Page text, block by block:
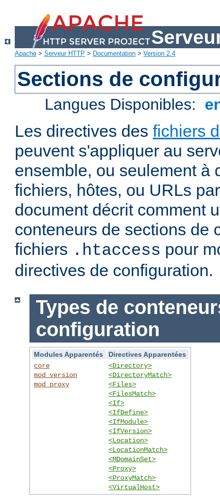
Apache > Serveur HTTP > Documentation > Version 2.4
Sections de
Langues Disponibles:
Les directives des fichiers
peuvent s'appliquer au
ensemble, ou seulement à
fichiers, hôtes, ou URLs
document décrit comment
conteneurs de sections de
fichiers .htaccess pour
directives de configuration.
Types de
configuration
Modules Apparentés
Directives Apparentées
core
mod_version
mod_proxy
<Directory>
<DirectoryMatch>
<Files>
<FilesMatch>
<If>
<IfDefine>
<IfModule>
<IfVersion>
<Location>
<LocationMatch>
<MDomainSet>
<Proxy>
<ProxyMatch>
<VirtualHost>